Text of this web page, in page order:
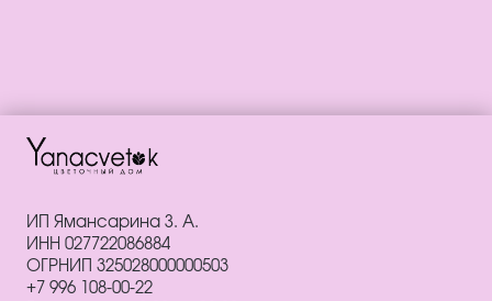
ИП Ямансарина З. А.
ИНН 027722086884
ОГРНИП 325028000000503
+7 996 108-00-22